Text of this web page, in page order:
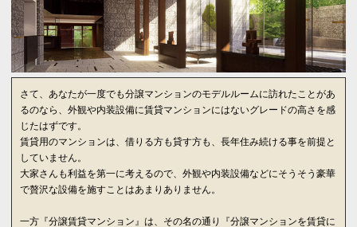
さて、あなたが一度でも分譲マンションのモデルルームに訪れたことがあ
るのなら、外観や内装設備に賃貸マンションにはないグレードの高さを感
じたはずです。
賃貸用のマンションは、借りる方も貸す方も、長年住み続ける事を前提と
していません。
大家さんも利益を第一に考えるので、外観や内装設備などにそうそう豪華
で贅沢な設備を施すことはあまりありません。
一方『分譲賃貸マンション』は、その名の通り『分譲マンションを賃貸に